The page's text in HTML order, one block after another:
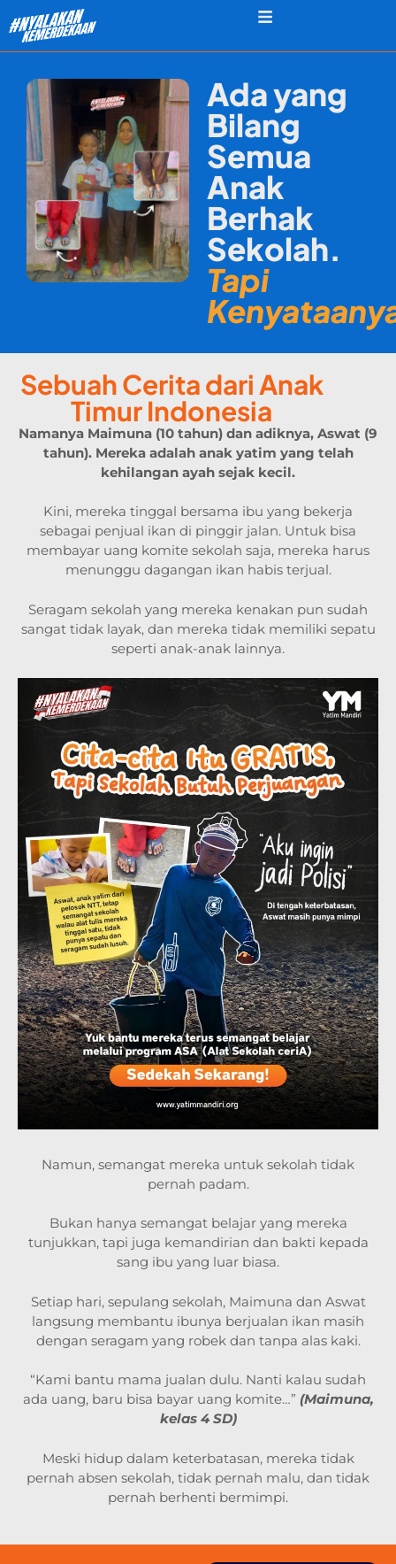
Ada yang
Bilang
Semua
Anak
Berhak
Sekolah.
Tapi
Sebuah Cerita dari Anak
Timur Indonesia
Namanya Maimuna (10 tahun) dan adiknya, Aswat (9
tahun). Mereka adalah anak yatim yang telah
kehilangan ayah sejak kecil.
Kini, mereka tinggal bersama ibu yang bekerja
sebagai penjual ikan di pinggir jalan. Untuk bisa
membayar uang komite sekolah saja, mereka harus
menunggu dagangan ikan habis terjual.
Seragam sekolah yang mereka kenakan pun sudah
sangat tidak layak, dan mereka tidak memiliki sepatu
seperti anak-anak lainnya.
Namun, semangat mereka untuk sekolah tidak
pernah padam.
Bukan hanya semangat belajar yang mereka
tunjukkan, tapi juga kemandirian dan bakti kepada
sang ibu yang luar biasa.
Setiap hari, sepulang sekolah, Maimuna dan Aswat
langsung membantu ibunya berjualan ikan masih
dengan seragam yang robek dan tanpa alas kaki.
“Kami bantu mama jualan dulu. Nanti kalau sudah
ada uang, baru bisa bayar uang komite…” (Maimuna,
kelas 4 SD)
Meski hidup dalam keterbatasan, mereka tidak
pernah absen sekolah, tidak pernah malu, dan tidak
pernah berhenti bermimpi.